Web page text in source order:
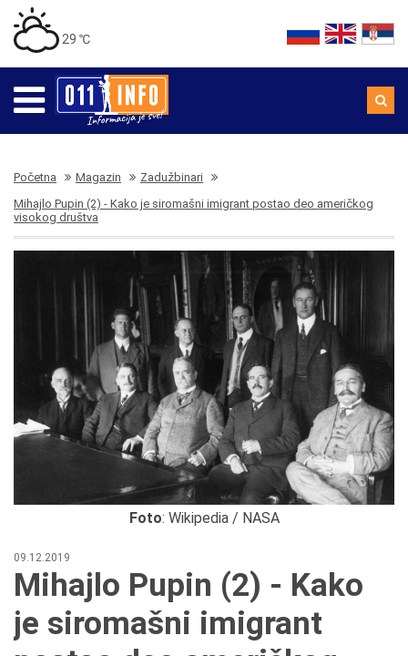
29 ℃
Početna Magazin
Zadužbinari
Mihajlo Pupin (2) - Kako je siromašni imigrant postao deo američkog
visokog društva
Foto: Wikipedia / NASA
09.12.2019
Mihajlo Pupin (2) - Kako
je siromašni imigrant